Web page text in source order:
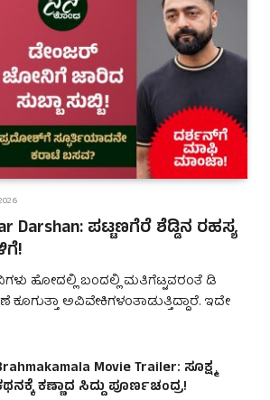
Darshan: ಪಟ್ಟಣಗೆರೆ ಶೆಡ್ಡಿನ ರಹಸ್ಯ
ಹೋದಲ್ಲಿ ಬಂದಲ್ಲಿ ಮತಿಗೆಟ್ಟವರಂತೆ ಡಿ
ಅವಿವೇಕಿಗಳಂತಾಡುತ್ತಿದ್ದಾರೆ. ಇದೇ
Movie Trailer: ಸೂಕ್ಷ್ಮ
ಕಣ್ಣಾದ ಸಿದ್ದು ಪೂರ್ಣಚಂದ್ರ!